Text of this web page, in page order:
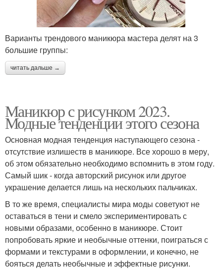
Варианты трендового маникюра мастера делят на 3
большие группы:
читать дальше →
Маникюр с рисунком 2023.
Модные тенденции этого сезона
Основная модная тенденция наступающего сезона -
отсутствие излишеств в маникюре. Все хорошо в меру,
об этом обязательно необходимо вспомнить в этом году.
Самый шик - когда авторский рисунок или другое
украшение делается лишь на нескольких пальчиках.
В то же время, специалисты мира моды советуют не
оставаться в тени и смело экспериментировать с
новыми образами, особенно в маникюре. Стоит
попробовать яркие и необычные оттенки, поиграться с
формами и текстурами в оформлении, и конечно, не
бояться делать необычные и эффектные рисунки.